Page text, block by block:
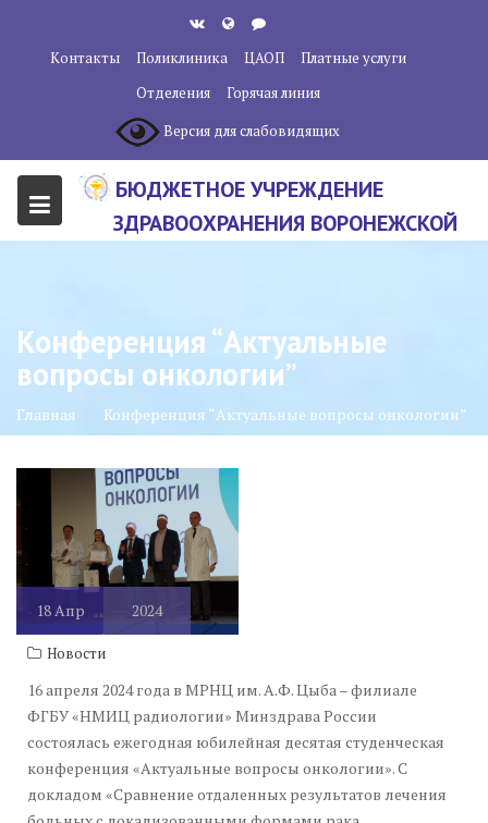
содержанию
Контакты Поликлиника ЦАОП
Платные услуги
Отделения
Горячая линия
Версия для слабовидящих
БЮДЖЕТНОЕ УЧРЕЖДЕНИЕ
ЗДРАВООХРАНЕНИЯ ВОРОНЕЖСКОЙ
КЛИНИЧЕСКИЙ ОНКОЛОГИЧЕСКИЙ
ЦЕНТР"
Конференция “Актуальные
вопросы онкологии”
Главная Конференция “Актуальные вопросы онкологии”
18Апр 2024
Новости
16 апреля 2024 года в МРНЦ им. А.Ф. Цыба – филиале
ФГБУ «НМИЦ радиологии» Минздрава России
состоялась ежегодная юбилейная десятая студенческая
конференция «Актуальные вопросы онкологии». С
докладом «Сравнение отдаленных результатов лечения